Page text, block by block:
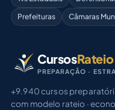
Prefeituras
Câmaras
CursosRateio
PREPARAÇÃO ·
+9.940 cursos
com modelo rateio ·